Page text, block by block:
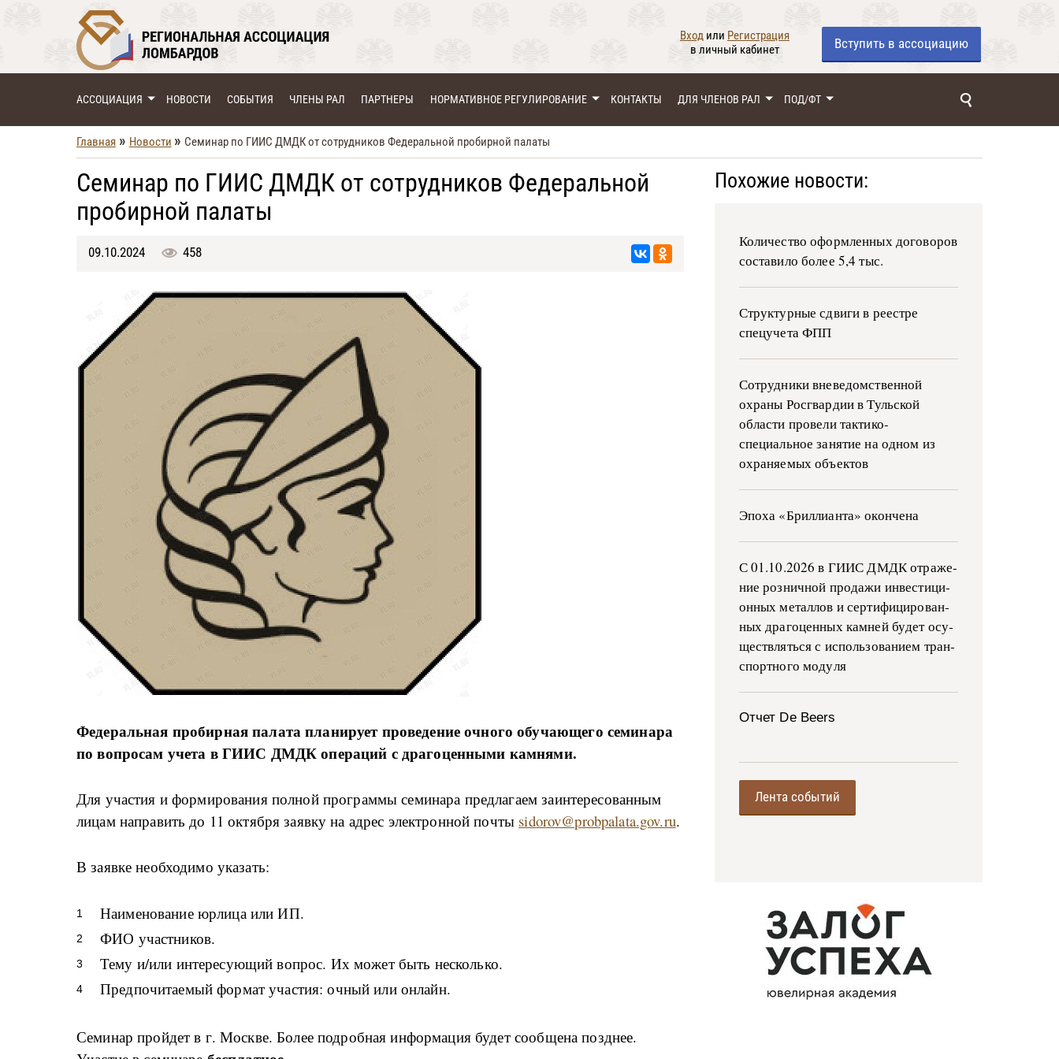
Вход или Регистрация
в личный кабинет
Вступить в ассоциацию
АССОЦИАЦИЯ НОВОСТИ СОБЫТИЯ ЧЛЕНЫ РАЛ ПАРТНЕРЫ НОРМАТИВНОЕ РЕГУЛИРОВАНИЕ КОНТАКТЫ ДЛЯ ЧЛЕНОВ РАЛ ПОД/ФТ
Главная » Новости » Семинар по ГИИС ДМДК от сотрудников Федеральной пробирной палаты
Семинар по ГИИС ДМДК от сотрудников Федеральной
пробирной палаты
09.10.2024 458
Федеральная пробирная палата планирует проведение очного обучающего семинара
по вопросам учета в ГИИС ДМДК операций с драгоценными камнями.
Для участия и формирования полной программы семинара предлагаем заинтересованным
лицам направить до 11 октября заявку на адрес электронной почты sidorov@probpalata.gov.ru.
В заявке необходимо указать:
Наименование юрлица или ИП.
ФИО участников.
Тему и/или интересующий вопрос. Их может быть несколько.
Предпочитаемый формат участия: очный или онлайн.
Семинар пройдет в г. Москве. Более подробная информация будет сообщена позднее.
Похожие новости:
Количество оформленных договоров
составило более 5,4 тыс.
Структурные сдвиги в реестре
спецучета ФПП
Сотрудники вневедомственной
охраны Росгвардии в Тульской
области провели тактико-
специальное занятие на одном из
охраняемых объектов
Эпоха «Бриллианта» окончена
С 01.10.2026 в ГИИС ДМДК от­ра­же­
ние роз­ни­ч­ной про­да­жи ин­ве­сти­ци­
он­ных ме­тал­лов и сер­ти­фи­ци­ро­ван­
ных дра­го­цен­ных ка­м­ней бу­дет осу­
ще­ств­лять­ся с ис­поль­зо­ва­ни­ем тран­
с­пор­т­но­го мо­ду­ля
Отчет De Beers
Лента событий